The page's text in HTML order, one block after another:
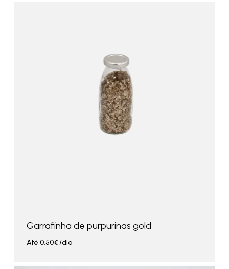
Garrafinha de purpurinas gold
Até 0.50€/dia